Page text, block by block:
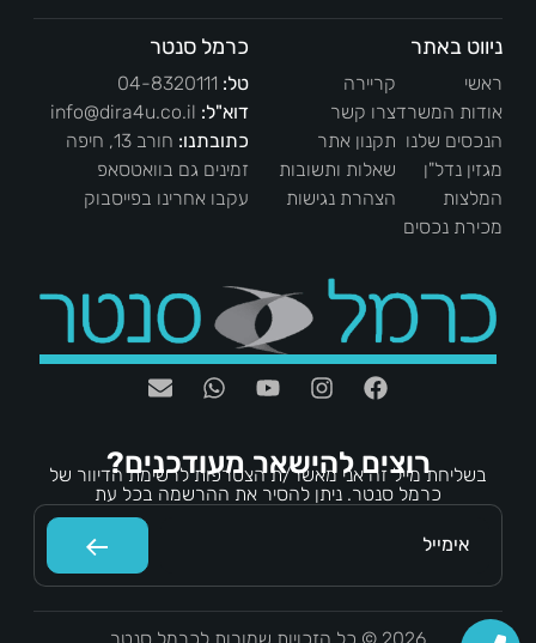
ניווט באתר
ראשי
אודות המשרד
הנכסים שלנו
מגזין נדל"ן
המלצות
מכירת נכסים
קריירה
צרו קשר
תקנון אתר
שאלות ותשובות
הצהרת נגישות
כרמל סנטר
טל:04-8320111
דוא"ל:info@dira4u.co.il
כתובתנו:חורב 13, חיפה
זמינים גם בוואטסאפ
עקבו אחרינו בפייסבוק
רוצים להישאר מעודכנים?
בשליחת מייל זה אני מאשר/ת הצטרפות לרשימת הדיוור של
כרמל סנטר. ניתן להסיר את ההרשמה בכל עת